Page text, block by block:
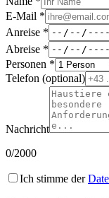
E-Mail *
Anreise *
Abreise *
Personen *
Telefon (optional)
Nachricht
0/2000
Ich stimme der